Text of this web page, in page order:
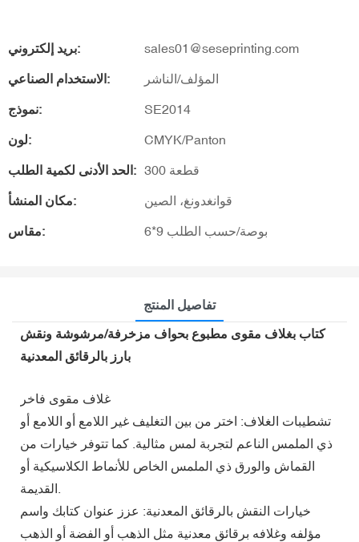
بريد إلكتروني: sales01@seseprinting.com
الاستخدام الصناعي: المؤلف/الناشر
نموذج: SE2014
لون: CMYK/Panton
الحد الأدنى لكمية الطلب: 300 قطعة
مكان المنشأ: قوانغدونغ، الصين
مقاس: 6*9 بوصة/حسب الطلب
تفاصيل المنتج
كتاب بغلاف مقوى مطبوع بحواف مزخرفة/مرشوشة ونقش
بارز بالرقائق المعدنية
غلاف مقوى فاخر
تشطيبات الغلاف: اختر من بين التغليف غير اللامع أو اللامع أو
ذي الملمس الناعم لتجربة لمس مثالية. كما تتوفر خيارات من
القماش والورق ذي الملمس الخاص للأنماط الكلاسيكية أو
خيارات النقش بالرقائق المعدنية: عزز عنوان كتابك واسم
مؤلفه وغلافه برقائق معدنية مثل الذهب أو الفضة أو الذهب